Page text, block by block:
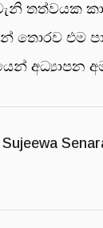
තත්වයක
තොරව එම
අධ්‍යාපන
Sujeewa